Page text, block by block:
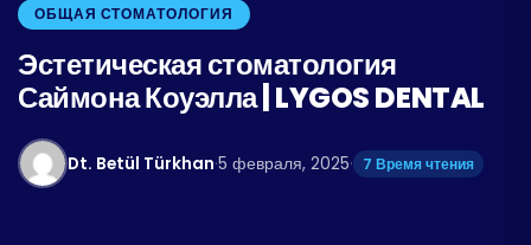
Deutsch
Português
ОБЩАЯ СТОМАТОЛОГИЯ
Эстетическая стоматология
Саймона Коуэлла | LYGOS DENTAL
Dt. Betül Türkhan·5 февраля, 2025· 7 Время чтения